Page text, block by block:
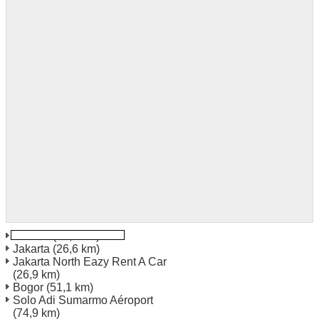
Jakarta (26,6 km)
Jakarta North Eazy Rent A Car
(26,9 km)
Bogor (51,1 km)
Solo Adi Sumarmo Aéroport
(74,9 km)